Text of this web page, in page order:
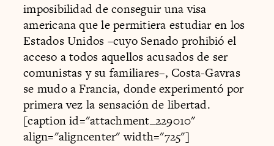
imposibilidad de conseguir una visa
americana que le permitiera estudiar en los
Estados Unidos –cuyo Senado prohibió el
acceso a todos aquellos acusados de ser
comunistas y su familiares–, Costa-Gavras
se mudo a Francia, donde experimentó por
primera vez la sensación de libertad.
[caption id="attachment_229010"
align="aligncenter" width="725"]